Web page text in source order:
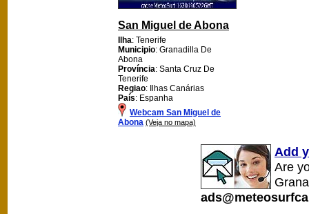
San Miguel de Abona
Ilha: Tenerife
Municipio: Granadilla De
Abona
Província: Santa Cruz De
Tenerife
Regiao: Ilhas Canárias
País: Espanha
Webcam San Miguel de
Abona (Veja no mapa)
Add
Are